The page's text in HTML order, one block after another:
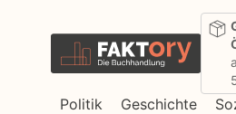
Politik Geschichte